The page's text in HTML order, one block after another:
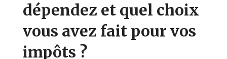
dépendez et quel choix
vous avez fait pour vos
impôts ?